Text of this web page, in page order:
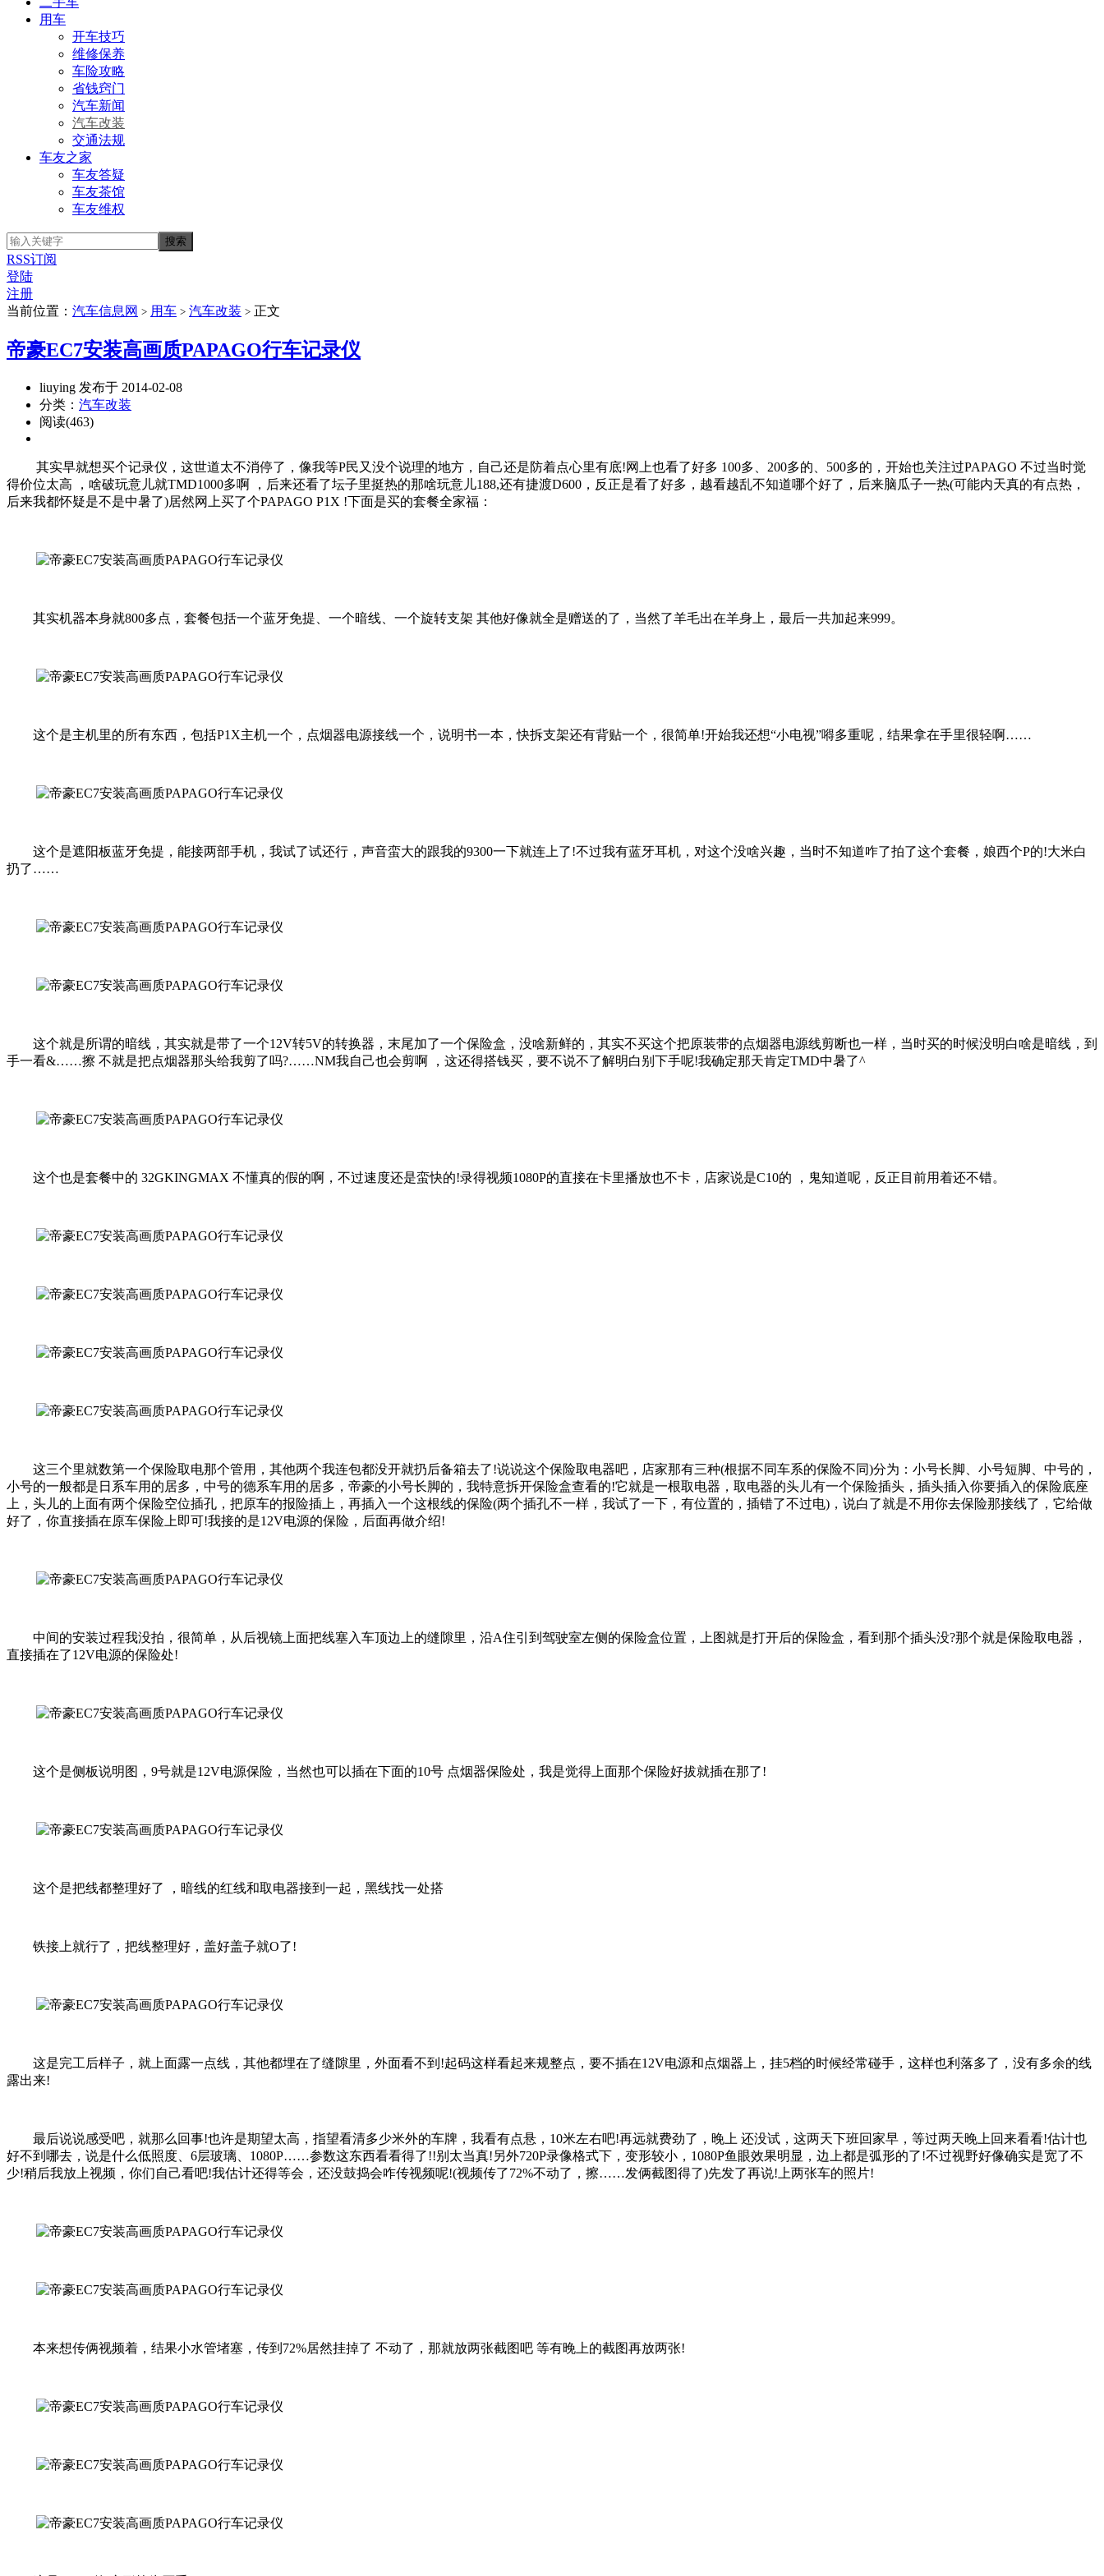
用车
开车技巧
维修保养
车险攻略
省钱窍门
汽车新闻
汽车改装
交通法规
车友之家
车友答疑
车友茶馆
车友维权
RSS订阅
登陆
注册
当前位置： 汽车信息网 > 用车 > 汽车改装 > 正文
帝豪EC7安装高画质PAPAGO行车记录仪
liuying 发布于 2014-02-08
分类： 汽车改装
阅读(463)
其实早就想买个记录仪，这世道太不消停了，像我等P民又没个说理的地方，自己还是防着点心里有底!网上也看了好多 100多、200多的、500多的，开始也关注过PAPAGO 不过当时觉
得价位太高 ，啥破玩意儿就TMD1000多啊 ，后来还看了坛子里挺热的那啥玩意儿188,还有捷渡D600，反正是看了好多，越看越乱不知道哪个好了，后来脑瓜子一热(可能内天真的有点热，
后来我都怀疑是不是中暑了)居然网上买了个PAPAGO P1X !下面是买的套餐全家福：
其实机器本身就800多点，套餐包括一个蓝牙免提、一个暗线、一个旋转支架 其他好像就全是赠送的了，当然了羊毛出在羊身上，最后一共加起来999。
这个是主机里的所有东西，包括P1X主机一个，点烟器电源接线一个，说明书一本，快拆支架还有背贴一个，很简单!开始我还想“小电视”嘚多重呢，结果拿在手里很轻啊……
这个是遮阳板蓝牙免提，能接两部手机，我试了试还行，声音蛮大的跟我的9300一下就连上了!不过我有蓝牙耳机，对这个没啥兴趣，当时不知道咋了拍了这个套餐，娘西个P的!大米白
扔了……
这个就是所谓的暗线，其实就是带了一个12V转5V的转换器，末尾加了一个保险盒，没啥新鲜的，其实不买这个把原装带的点烟器电源线剪断也一样，当时买的时候没明白啥是暗线，到
手一看&……擦 不就是把点烟器那头给我剪了吗?……NM我自己也会剪啊 ，这还得搭钱买，要不说不了解明白别下手呢!我确定那天肯定TMD中暑了^
这个也是套餐中的 32GKINGMAX 不懂真的假的啊，不过速度还是蛮快的!录得视频1080P的直接在卡里播放也不卡，店家说是C10的 ，鬼知道呢，反正目前用着还不错。
这三个里就数第一个保险取电那个管用，其他两个我连包都没开就扔后备箱去了!说说这个保险取电器吧，店家那有三种(根据不同车系的保险不同)分为：小号长脚、小号短脚、中号的，
小号的一般都是日系车用的居多，中号的德系车用的居多，帝豪的小号长脚的，我特意拆开保险盒查看的!它就是一根取电器，取电器的头儿有一个保险插头，插头插入你要插入的保险底座
上，头儿的上面有两个保险空位插孔，把原车的报险插上，再插入一个这根线的保险(两个插孔不一样，我试了一下，有位置的，插错了不过电)，说白了就是不用你去保险那接线了，它给做
好了，你直接插在原车保险上即可!我接的是12V电源的保险，后面再做介绍!
中间的安装过程我没拍，很简单，从后视镜上面把线塞入车顶边上的缝隙里，沿A住引到驾驶室左侧的保险盒位置，上图就是打开后的保险盒，看到那个插头没?那个就是保险取电器，
直接插在了12V电源的保险处!
这个是侧板说明图，9号就是12V电源保险，当然也可以插在下面的10号 点烟器保险处，我是觉得上面那个保险好拔就插在那了!
这个是把线都整理好了 ，暗线的红线和取电器接到一起，黑线找一处搭
铁接上就行了，把线整理好，盖好盖子就O了!
这是完工后样子，就上面露一点线，其他都埋在了缝隙里，外面看不到!起码这样看起来规整点，要不插在12V电源和点烟器上，挂5档的时候经常碰手，这样也利落多了，没有多余的线
露出来!
最后说说感受吧，就那么回事!也许是期望太高，指望看清多少米外的车牌，我看有点悬，10米左右吧!再远就费劲了，晚上 还没试，这两天下班回家早，等过两天晚上回来看看!估计也
好不到哪去，说是什么低照度、6层玻璃、1080P……参数这东西看看得了!!别太当真!另外720P录像格式下，变形较小，1080P鱼眼效果明显，边上都是弧形的了!不过视野好像确实是宽了不
少!稍后我放上视频，你们自己看吧!我估计还得等会，还没鼓捣会咋传视频呢!(视频传了72%不动了，擦……发俩截图得了)先发了再说!上两张车的照片!
本来想传俩视频着，结果小水管堵塞，传到72%居然挂掉了 不动了，那就放两张截图吧 等有晚上的截图再放两张!